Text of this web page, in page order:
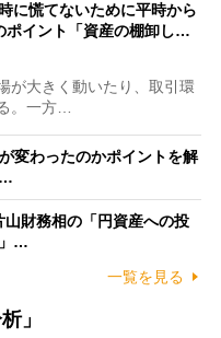
に慌てないために平時から
ポイント「資産の棚卸し…
が大きく動いたり、取引環
。一方…
変わったのかポイントを解
…
山財務相の「円資産への投
…
一覧を見る
」